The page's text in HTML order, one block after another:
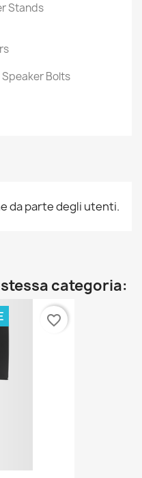
Stands
Bolts
da parte degli utenti.
categoria:
favorite_border